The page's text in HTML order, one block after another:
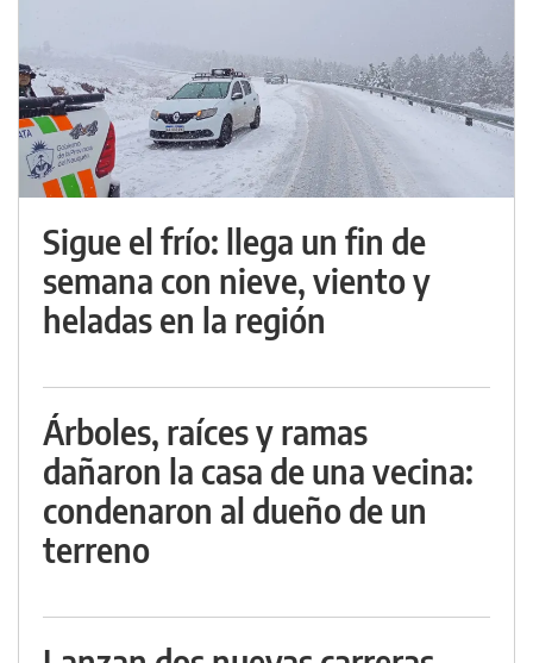
Sigue el frío: llega un fin de
semana con nieve, viento y
heladas en la región
Árboles, raíces y ramas
dañaron la casa de una vecina:
condenaron al dueño de un
terreno